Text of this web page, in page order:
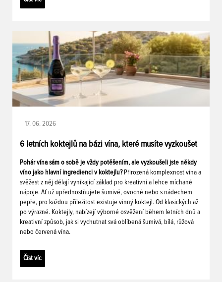
17. 06. 2026
6 letních koktejlů na bázi vína, které musíte vyzkoušet
Pohár vína sám o sobě je vždy potěšením, ale vyzkoušeli jste někdy
víno jako hlavní ingredienci v koktejlu? Přirozená komplexnost vína a
svěžest z něj dělají vynikající základ pro kreativní a lehce míchané
nápoje. Ať už upřednostňujete šumivé, ovocné nebo s nádechem
pepře, pro každou příležitost existuje vinný koktejl. Od klasických až
po výrazné. Koktejly, nabízejí výborné osvěžení během letních dnů a
kreativní způsob, jak si vychutnat svá oblíbená šumivá, bílá, růžová
nebo červená vína.
Číst víc